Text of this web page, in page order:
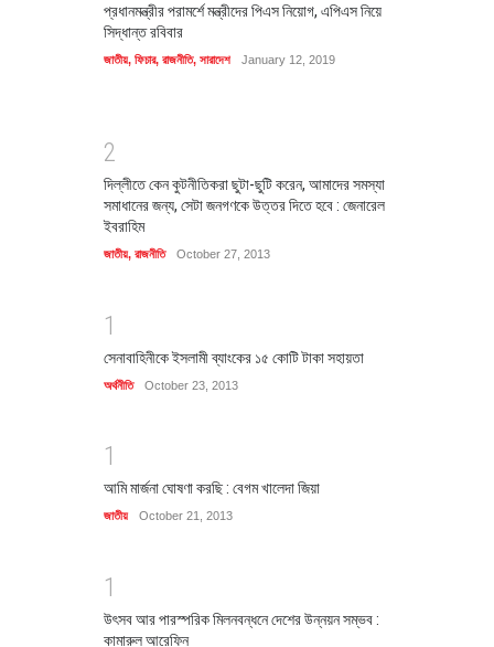
প্রধানমন্ত্রীর পরামর্শে মন্ত্রীদের পিএস নিয়োগ, এপিএস নিয়ে
সিদ্ধান্ত রবিবার
জাতীয়, ফিচার, রাজনীতি, সারাদেশ January 12, 2019
2
দিল্লীতে কেন কুটনীতিকরা ছুটা-ছুটি করেন, আমাদের সমস্যা
সমাধানের জন্য, সেটা জনগণকে উত্তর দিতে হবে : জেনারেল
ইবরাহিম
জাতীয়, রাজনীতি October 27, 2013
1
সেনাবাহিনীকে ইসলামী ব্যাংকের ১৫ কোটি টাকা সহায়তা
অর্থনীতি October 23, 2013
1
আমি মার্জনা ঘোষণা করছি : বেগম খালেদা জিয়া
জাতীয় October 21, 2013
1
উৎসব আর পারস্পরিক মিলনবন্ধনে দেশের উন্নয়ন সম্ভব :
কামারুল আরেফিন